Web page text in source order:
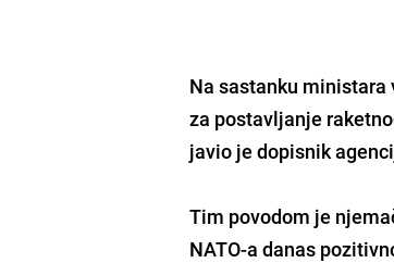
Na sastanku
za postavljanje
javio je dopisnik
Tim povodom je
NATO-a danas